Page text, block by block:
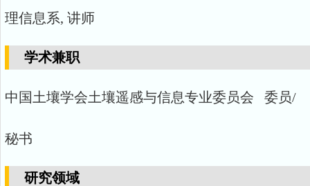
理信息系, 讲师
学术兼职
中国土壤学会土壤遥感与信息专业委员会 委员/
秘书
研究领域